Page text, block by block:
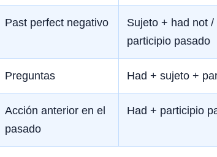
Past perfect negativo
Sujeto + had not /
participio pasado
Preguntas Had + sujeto +
Acción anterior en el
pasado
Had + participio